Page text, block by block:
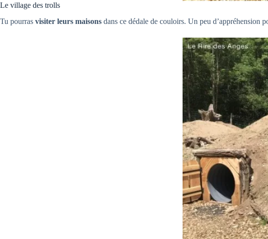
Le village des trolls
Tu pourras visiter leurs maisons dans ce dédale de couloirs. Un peu d’appréhension